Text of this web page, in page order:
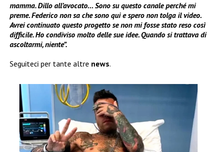
mamma. Dillo all’avocato… Sono su questo canale perché mi
preme. Federico non sa che sono qui e spero non tolga il video.
Avrei continuato questo progetto se non mi fosse stato reso così
difficile. Ho condiviso molto delle sue idee. Quando si trattava di
ascoltarmi, niente”.
Seguiteci per tante altre news.